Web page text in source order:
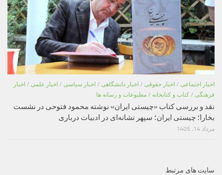
اخبار اجتماعی / اخبار حقوقی / اخبار دانشگاهی / اخبار سیاسی / اخبار علمی / اخبار
فرهنگی / کتاب و کتابخانه / مطبوعات و رسانه ها
نقد و بررسی کتاب «چیستی ایران» نوشته محمود فتوحی در نشست
بخارا؛ چیستی ایران؛ سپهر نشانه‌ای در ادبیات درباری
مرداد 14, 1405
سایت های مرتبط